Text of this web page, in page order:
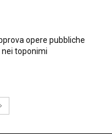
opere pubbliche
nei toponimi